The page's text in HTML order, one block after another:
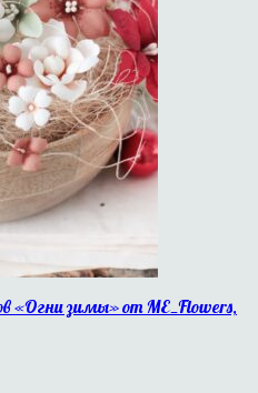
«Огни зимы» от ME_Flowers,